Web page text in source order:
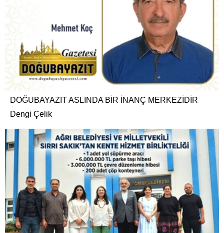
DOĞUBAYAZIT ASLINDA BİR İNANÇ MERKEZİDİR
Dengi Çelik